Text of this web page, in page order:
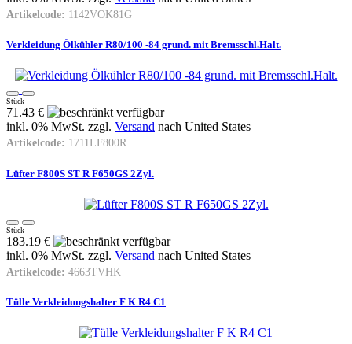
Artikelcode: 1142VOK81G
Verkleidung Ölkühler R80/100 -84 grund. mit Bremsschl.Halt.
Stück
71.43 €
inkl. 0% MwSt. zzgl. Versand nach United States
Artikelcode: 1711LF800R
Lüfter F800S ST R F650GS 2Zyl.
Stück
183.19 €
inkl. 0% MwSt. zzgl. Versand nach United States
Artikelcode: 4663TVHK
Tülle Verkleidungshalter F K R4 C1